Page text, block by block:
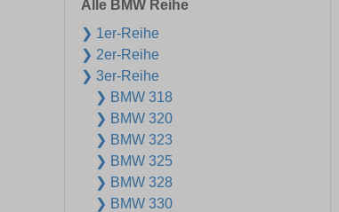
Alle BMW Reihe
❯ 1er-Reihe
❯ 2er-Reihe
❯ 3er-Reihe
❯ BMW 318
❯ BMW 320
❯ BMW 323
❯ BMW 325
❯ BMW 328
❯ BMW 330